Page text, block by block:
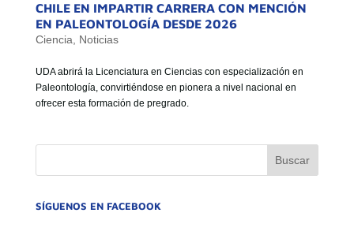
VISIÓN
GOBIERNO CORPORATIVO
CHILE EN IMPARTIR CARRERA CON MENCIÓN
EN PALEONTOLOGÍA DESDE 2026
Ciencia Noticias
UDA abrirá la Licenciatura en Ciencias con especialización en
Paleontología, convirtiéndose en pionera a nivel nacional en
ofrecer esta formación de pregrado.
SÍGUENOS EN FACEBOOK